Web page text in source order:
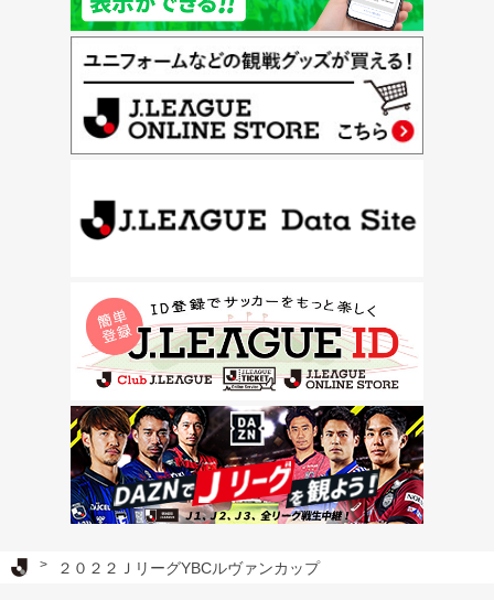
Ｊリーグ TOP
２０２２ＪリーグYBCルヴァンカップ